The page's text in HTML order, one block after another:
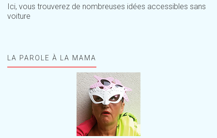
Ici, vous trouverez de nombreuses idées accessibles sans
voiture
LA PAROLE À LA MAMA